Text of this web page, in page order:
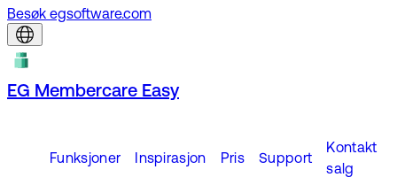
Besøk egsoftware.com
EG Membercare Easy
Funksjoner Inspirasjon Pris Support
Kontakt
salg